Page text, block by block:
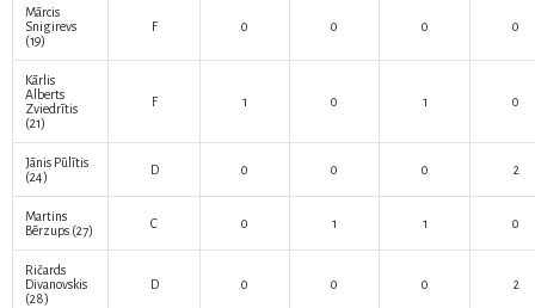
Mārcis
Snigirevs
(19)
F 0 0 0 0
Kārlis
Alberts
Zviedrītis
(21)
F 1 0 1 0
Jānis Pūlītis
(24)
D 0 0 0 2
Martins
Bērzups (27) C 0 1 1 0
Ričards
Divanovskis
(28)
D 0 0 0 2